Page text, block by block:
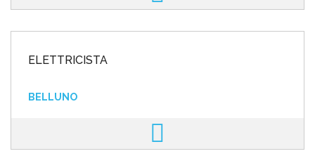
ELETTRICISTA
BELLUNO